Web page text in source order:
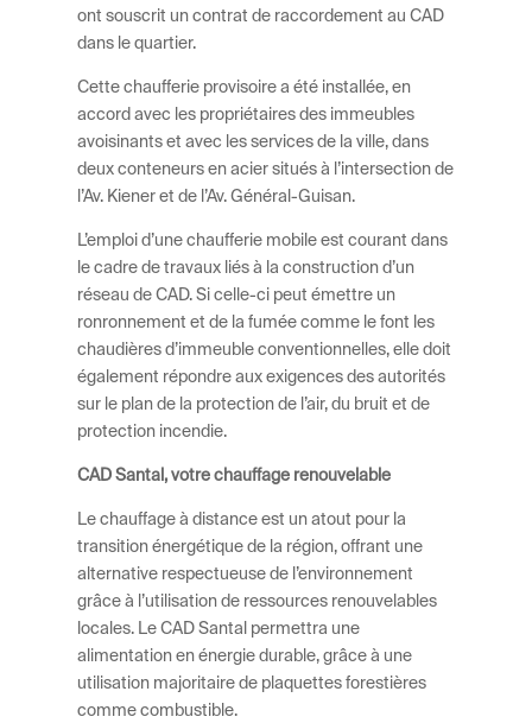
ont souscrit un contrat de raccordement au CAD
dans le quartier.
Cette chaufferie provisoire a été installée, en
accord avec les propriétaires des immeubles
avoisinants et avec les services de la ville, dans
deux conteneurs en acier situés à l’intersection de
l’Av. Kiener et de l’Av. Général-Guisan.
L’emploi d’une chaufferie mobile est courant dans
le cadre de travaux liés à la construction d’un
réseau de CAD. Si celle-ci peut émettre un
ronronnement et de la fumée comme le font les
chaudières d’immeuble conventionnelles, elle doit
également répondre aux exigences des autorités
sur le plan de la protection de l’air, du bruit et de
protection incendie.
CAD Santal, votre chauffage renouvelable
Le chauffage à distance est un atout pour la
transition énergétique de la région, offrant une
alternative respectueuse de l’environnement
grâce à l’utilisation de ressources renouvelables
locales. Le CAD Santal permettra une
alimentation en énergie durable, grâce à une
utilisation majoritaire de plaquettes forestières
comme combustible.